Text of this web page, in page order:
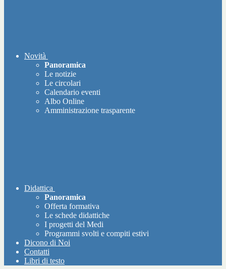
Novità
Panoramica
Le notizie
Le circolari
Calendario eventi
Albo Online
Amministrazione trasparente
Didattica
Panoramica
Offerta formativa
Le schede didattiche
I progetti del Medi
Programmi svolti e compiti estivi
Dicono di Noi
Contatti
Libri di testo